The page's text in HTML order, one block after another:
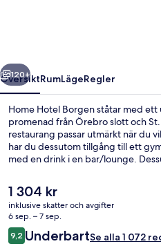
Nästa
120+
ÖversiktRumLägeRegler
Home Hotel Borgen ståtar med
promenad från Örebro slott och
restaurang passar utmärkt när du
har du dessutom tillgång till ett
med en drink i en bar/lounge.
mycket väl om den hjälpsamma
Det
nuvarande
priset
är
1 304 kr
1 304 kr
inklusive skatter och avgifter
6 sep. – 7 sep.
Recensioner
9,29,2 av 10,
UnderbartSe alla 1 072